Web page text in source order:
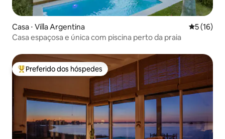
Casa ⋅ Villa Argentina 5 de uma
5 (16)
Casa espaçosa e única com piscina perto da praia
Entre os melhores preferidos dos hóspedes
Preferido dos hóspedes